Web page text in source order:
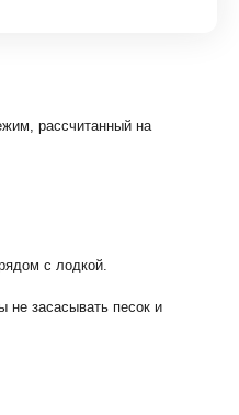
рассчитанный на
с лодкой.
не засасывать песок и